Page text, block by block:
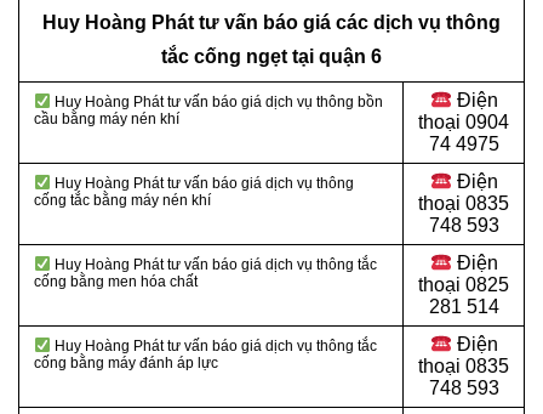
Huy Hoàng Phát tư vấn báo giá các dịch vụ thông
tắc cống ngẹt tại quận 6
Huy Hoàng Phát tư vấn báo giá dịch vụ thông bồn
cầu bằng máy nén khí
Điện
thoại 0904
74 4975
Huy Hoàng Phát tư vấn báo giá dịch vụ thông
cống tắc bằng máy nén khí
Điện
thoại 0835
748 593
Huy Hoàng Phát tư vấn báo giá dịch vụ thông tắc
cống bằng men hóa chất
Điện
thoại 0825
281 514
Huy Hoàng Phát tư vấn báo giá dịch vụ thông tắc
cống bằng máy đánh áp lực
Điện
thoại 0835
748 593